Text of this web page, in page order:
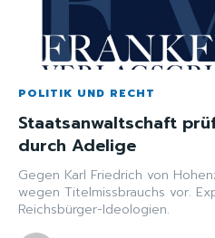
POLITIK UND RECHT
Staatsanwaltschaft
durch Adelige
Gegen Karl Friedrich von
wegen Titelmissbrauchs vor.
Reichsbürger-Ideologien.